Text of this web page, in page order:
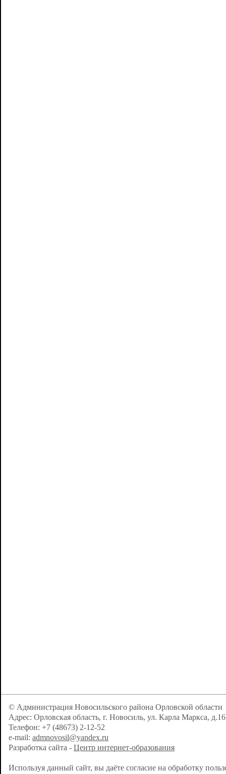
© Администрация Новосильского района Орловской области
Адрес: Орловская область, г. Новосиль, ул. Карла Маркса, д.16
Телефон: +7 (48673) 2-12-52
e-mail: admnovosil@yandex.ru
Разработка сайта - Центр интернет-образования
Используя данный сайт, вы даёте согласие на обработку